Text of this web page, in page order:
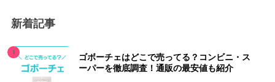
新着記事
ゴボーチェはどこで売ってる？コンビニ・ス
ーパーを徹底調査！通販の最安値も紹介